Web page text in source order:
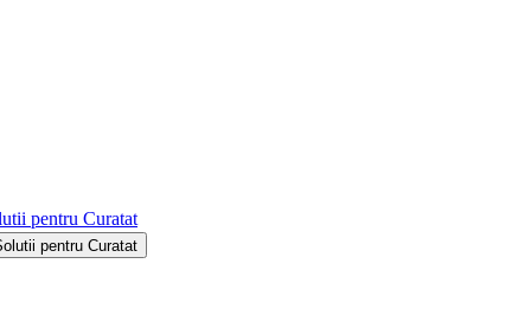
pentru Curatat
pentru Curatat